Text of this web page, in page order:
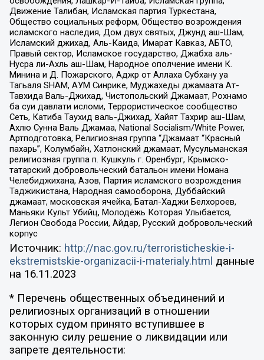
Движение Талибан, Исламская партия Туркестана,
Общество социальных реформ, Общество возрождения
исламского наследия, Дом двух святых, Джунд аш-Шам,
Исламский джихад, Аль-Каида, Имарат Кавказ, АБТО,
Правый сектор, Исламское государство, Джабха аль-
Нусра ли-Ахль аш-Шам, Народное ополчение имени К.
Минина и Д. Пожарского, Аджр от Аллаха Субхану уа
Тагьаля SHAM, АУМ Синрике, Муджахеды джамаата Ат-
Тавхида Валь-Джихад, Чистопольский Джамаат, Рохнамо
ба суи давлати исломи, Террористическое сообщество
Сеть, Катиба Таухид валь-Джихад, Хайят Тахрир аш-Шам,
Ахлю Сунна Валь Джамаа, National Socialism/White Power,
Артподготовка, Религиозная группа “Джамаат “Красный
пахарь”, Колумбайн, Хатлонский джамаат, Мусульманская
религиозная группа п. Кушкуль г. Оренбург, Крымско-
татарский добровольческий батальон имени Номана
Челебиджихана, Азов, Партия исламского возрождения
Таджикистана, Народная самооборона, Дуббайский
джамаат, московская ячейка, Батал-Хаджи Белхороев,
Маньяки Культ Убийц, Молодёжь Которая Улыбается,
Легион Свобода России, Айдар, Русский добровольческий
корпус
Источник: http://nac.gov.ru/terroristicheskie-i-
ekstremistskie-organizacii-i-materialy.html данные
на 16.11.2023
* Перечень общественных объединений и
религиозных организаций в отношении
которых судом принято вступившее в
законную силу решение о ликвидации или
запрете деятельности: